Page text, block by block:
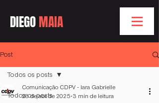
DIEGOMAIA
Post
Todos os posts
Todos os posts
Comunicação CDPV - Iara Gabrielle
28 de abr. de 2025 3 min de leitura